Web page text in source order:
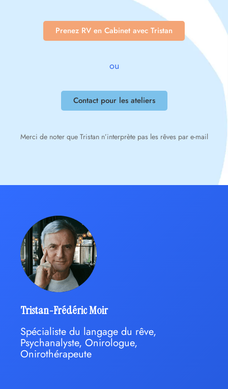
Prenez RV en Cabinet avec Tristan
ou
Contact pour les ateliers
Merci de noter que Tristan n’interprète pas les rêves par e-mail
Tristan-Frédéric Moir
Spécialiste du langage du rêve,
Psychanalyste, Onirologue,
Onirothérapeute